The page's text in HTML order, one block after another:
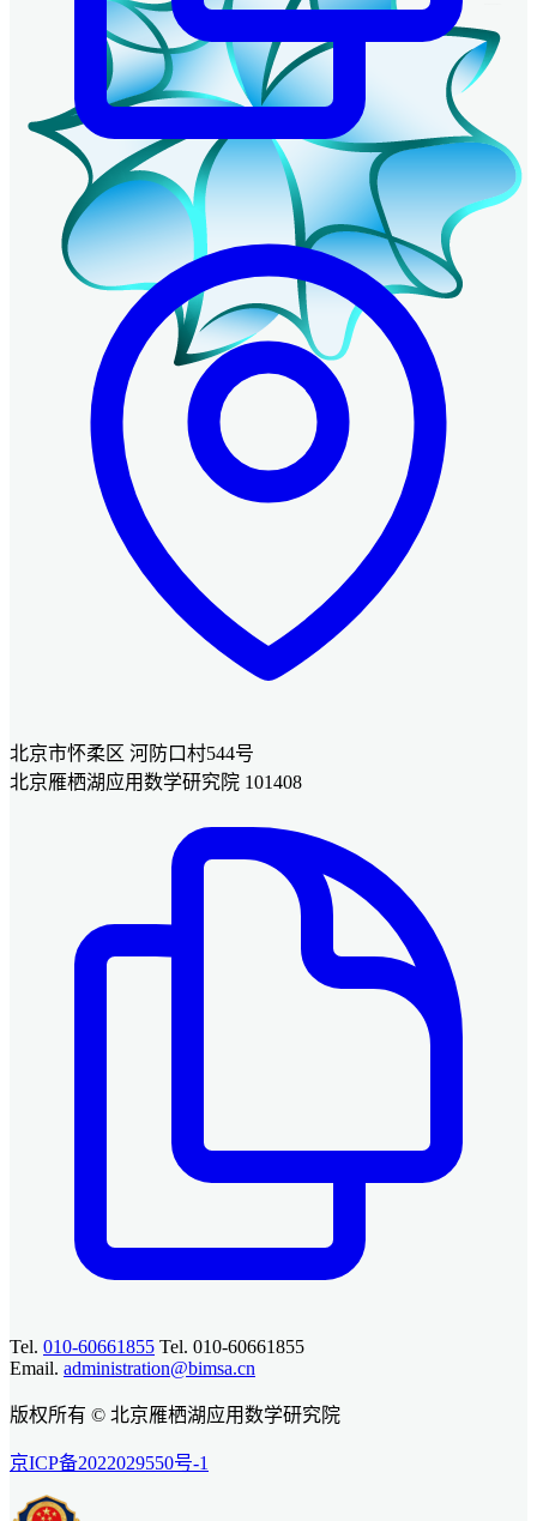
北京市怀柔区 河防口村544号
北京雁栖湖应用数学研究院 101408
Tel. 010-60661855 Tel. 010-60661855
Email. administration@bimsa.cn
版权所有 © 北京雁栖湖应用数学研究院
京ICP备2022029550号-1